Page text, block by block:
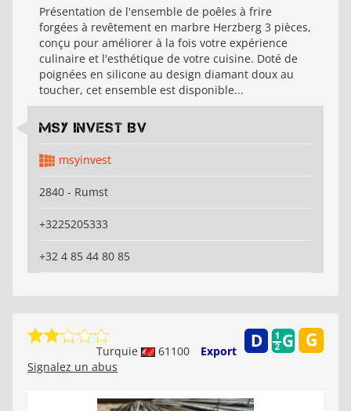
Présentation de l'ensemble de poêles à frire
forgées à revêtement en marbre Herzberg 3 pièces,
conçu pour améliorer à la fois votre expérience
culinaire et l'esthétique de votre cuisine. Doté de
poignées en silicone au design diamant doux au
toucher, cet ensemble est disponible...
MSY Invest BV
msyinvest
2840 - Rumst
+3225205333
+32 4 85 44 80 85
Turquie 61100
Export
Signalez un abus